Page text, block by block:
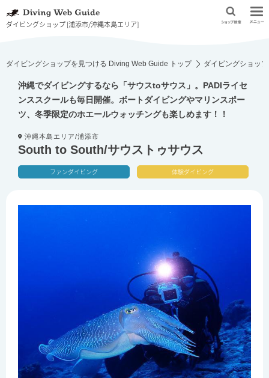
ダイビングショップ [浦添市/沖縄本島エリア]
ダイビングショップを見つける Diving Web Guide トップ ダイビングショッ
沖縄でダイビングするなら「サウスtoサウス」。PADIライセ
ンススクールも毎日開催。ボートダイビングやマリンスポー
ツ、冬季限定のホエールウォッチングも楽しめます！！
沖縄本島エリア/浦添市
South to South/サウストゥサウス
ファンダイビング 体験ダイビング